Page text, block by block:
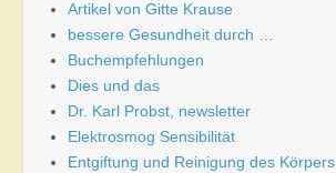
Artikel von Gitte Krause
bessere Gesundheit durch …
Buchempfehlungen
Dies und das
Dr. Karl Probst, newsletter
Elektrosmog Sensibilität
Entgiftung und Reinigung des Körpers